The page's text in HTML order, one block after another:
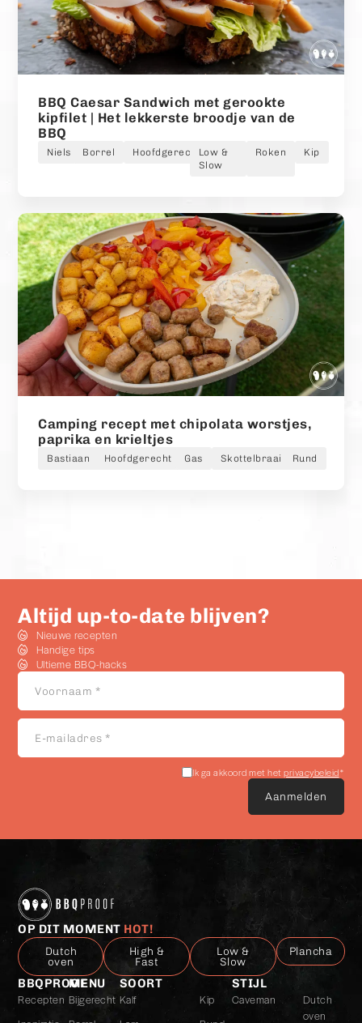
BBQ Caesar Sandwich met gerookte
kipfilet | Het lekkerste broodje van de
BBQ
Niels Borrel HoofdgerechtLow &
Slow
Roken Kip
Camping recept met chipolata worstjes,
paprika en krieltjes
Bastiaan Hoofdgerecht Gas Skottelbraai Rund
Altijd up-to-date blijven?
Nieuwe recepten
Handige tips
Ultieme BBQ-hacks
Voornaam
E-
mailadres
*
*
Ik ga akkoord met hetprivacybeleid*
OP DIT MOMENT HOT!
Dutch
oven
High &
Fast
Low &
Slow
Plancha
BBQPROOF
Recepten
MENU
Bijgerecht
SOORT
Kalf
Kip
STIJL
Caveman
Dutch
oven